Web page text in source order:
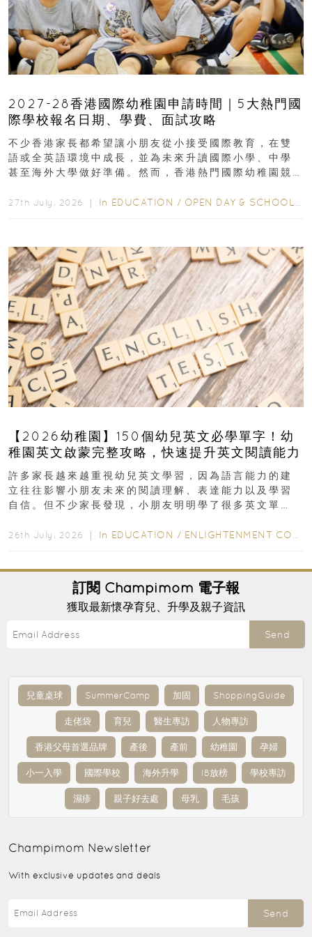
2027-28香港國際幼稚園申請時間｜5大熱門國
際學校報名日期、學費、面試攻略
不少香港家長都希望讓小朋友從小接受國際教育，在雙
語或全英語環境中成長，並為未來升讀國際小學、中學
甚至海外大學做好準備。然而，香港熱門國際幼稚園競
27th July, 2026 ｜ In EDUCATION / OPEN DAY & SCHOOL EVENTS
【2026幼稚園】150個幼兒英文必學單字！幼
稚園英文啟蒙完整攻略，快速提升英文閱讀能力
許多家長越來越重視幼兒英文學習，因為語言能力的建
立往往影響小朋友未來的閱讀理解、表達能力以及學習
自信。但不少家長發現，小朋友明明學了很多英文單
26th July, 2026 ｜ In EDUCATION / ENLIGHTENMENT CORNER
訂閱 Champimom 電子報
獲取最新懷孕育兒、升學及親子資訊
Send
兒童桌球 SummerCamp 加固 ShoppingGuide
走佬袋 育兒 醫生專訪 人物專訪
香港父母首選品牌 產後 產前 幼稚園 孕婦
小一入學 國際學校 海外升學 IB放榜 學校專訪
濕疹 親子好去處 母乳 毛孩
Champimom Newsletter
With exclusive updates and deals
Send